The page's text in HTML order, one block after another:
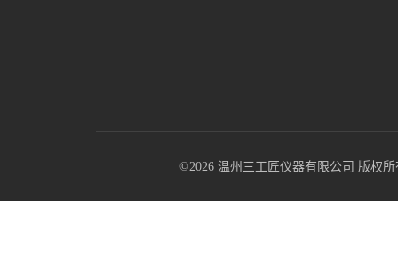
©2026 温州三工匠仪器有限公司 版权所